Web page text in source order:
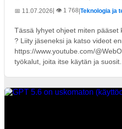
📅 11.07.2026| 👁️ 1 768 Teknologia ja
Tässä lyhyet ohjeet miten pääset
? Liity jäseneksi ja katso videot
https://www.youtube.com/
työkalut, joita itse käytän ja suosit...